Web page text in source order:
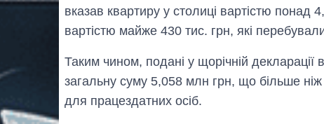
вказав квартиру у столиці вартістю понад
вартістю майже 430 тис. грн, які
Таким чином, подані у щорічній декларації
загальну суму 5,058 млн грн, що більше
для працездатних осіб.